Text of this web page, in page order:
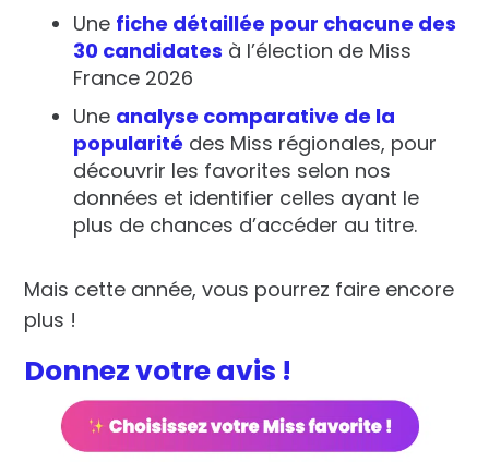
Une fiche détaillée pour chacune des
30 candidates à l’élection de Miss
France 2026
Une analyse comparative de la
popularité des Miss régionales, pour
découvrir les favorites selon nos
données et identifier celles ayant le
plus de chances d’accéder au titre.
Mais cette année, vous pourrez faire encore
plus !
Donnez votre avis !